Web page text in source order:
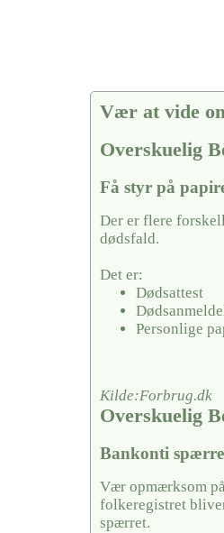
Vær at vide
Overskuelig
Få styr på
Der er flere
dødsfald.
Det er:
Dødsattest
Personlige
Kilde:Forbrug.dk
Overskuelig
Bankonti
Vær opmærksom
folkeregistret
spærret.